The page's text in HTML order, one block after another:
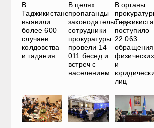
В
Таджикистане
выявили
более 600
случаев
колдовства
и гадания
В целях
пропаганды
законодательства
сотрудники
прокуратуры
провели 14
011 бесед и
встреч с
населением
В органы
поступило
22 063
обращения
физических
и
лиц